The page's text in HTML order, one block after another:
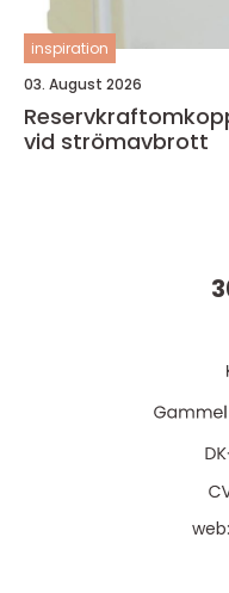
inspiration
03. August 2026
Reservkraftomkopplare så
vid strömavbrott
web: